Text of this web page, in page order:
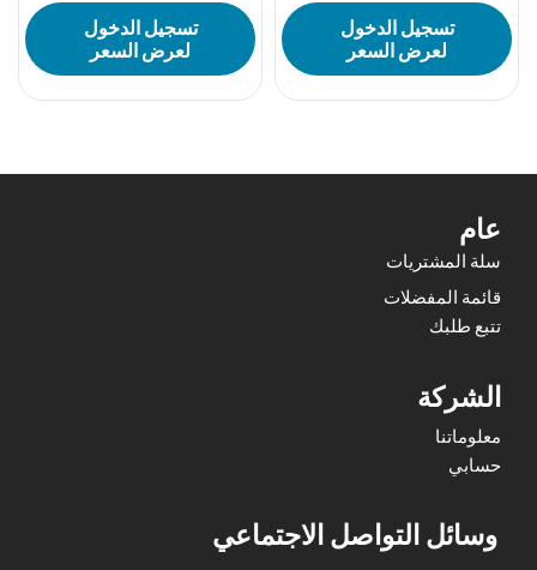
تسجيل الدخول
لعرض السعر
تسجيل الدخول
لعرض السعر
عام
سلة المشتريات
قائمة المفضلات
تتبع طلبك
الشركة
معلوماتنا
حسابي
وسائل التواصل الاجتماعي